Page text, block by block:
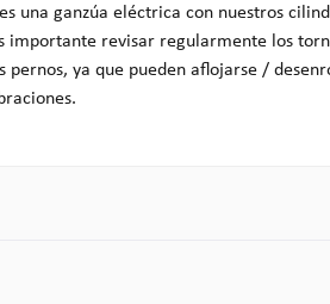
una ganzúa eléctrica con nuestros
importante revisar regularmente los
pernos, ya que pueden aflojarse /